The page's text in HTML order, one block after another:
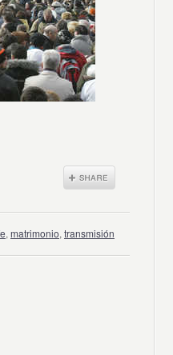
, matrimonio, transmisión